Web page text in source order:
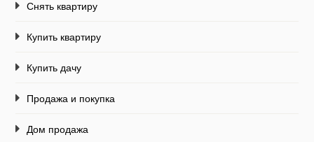
Снять квартиру
Купить квартиру
Купить дачу
Продажа и покупка
Дом продажа